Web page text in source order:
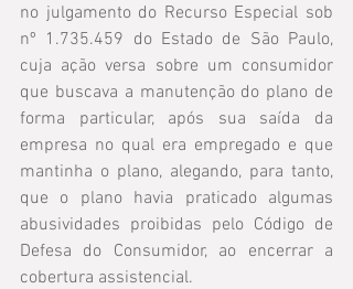
no julgamento do Recurso Especial sob
nº 1.735.459 do Estado de São Paulo,
cuja ação versa sobre um consumidor
que buscava a manutenção do plano de
forma particular, após sua saída da
empresa no qual era empregado e que
mantinha o plano, alegando, para tanto,
que o plano havia praticado algumas
abusividades proibidas pelo Código de
Defesa do Consumidor, ao encerrar a
cobertura assistencial.